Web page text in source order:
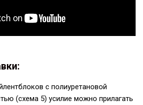
с полиуретановой
(схема 5) усилие можно прилагать